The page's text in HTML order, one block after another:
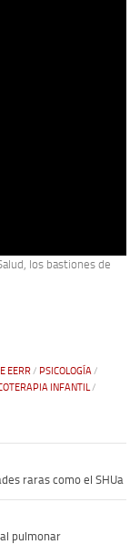
los bastiones de
EERR/ PSICOLOGÍA/
INFANTIL/
raras como el SHUa
pulmonar